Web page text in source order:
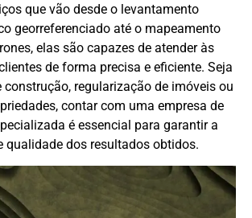
que vão desde o levantamento
georreferenciado até o mapeamento
elas são capazes de atender às
de forma precisa e eficiente. Seja
construção, regularização de imóveis ou
contar com uma empresa de
é essencial para garantir a
qualidade dos resultados obtidos.